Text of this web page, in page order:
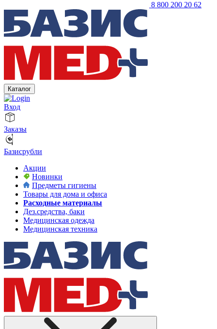
8 800 200 20 62
Каталог
Вход
Заказы
Базисрубли
Акции
Новинки
Предметы гигиены
Товары для дома и офиса
Расходные материалы
Дез.средства, баки
Медицинская одежда
Медицинская техника